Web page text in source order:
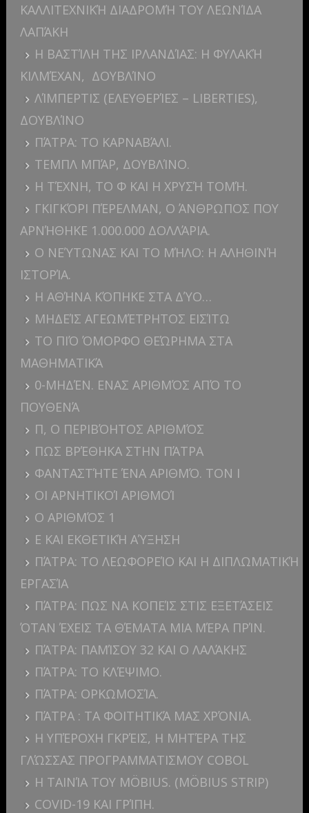
ΚΑΛΛΙΤΕΧΝΙΚΉ ΔΙΑΔΡΟΜΉ ΤΟΥ ΛΕΩΝΊΔΑ
ΛΑΠΆΚΗ
Η ΒΑΣΤΊΛΗ ΤΗΣ ΙΡΛΑΝΔΊΑΣ: Η ΦΥΛΑΚΉ
ΚΙΛΜΈΧΑΝ, ΔΟΥΒΛΊΝΟ
ΛΊΜΠΕΡΤΙΣ (ΕΛΕΥΘΕΡΊΕΣ – LIBERTIES),
ΔΟΥΒΛΊΝΟ
ΠΆΤΡΑ: ΤΟ ΚΑΡΝΑΒΆΛΙ.
ΤΕΜΠΛ ΜΠΆΡ, ΔΟΥΒΛΊΝΟ.
Η ΤΈΧΝΗ, ΤΟ Φ ΚΑΙ Η ΧΡΥΣΉ ΤΟΜΉ.
ΓΚΙΓΚΌΡΙ ΠΈΡΕΛΜΑΝ, Ο ΆΝΘΡΩΠΟΣ ΠΟΥ
ΑΡΝΉΘΗΚΕ 1.000.000 ΔΟΛΛΆΡΙΑ.
Ο ΝΕΎΤΩΝΑΣ ΚΑΙ ΤΟ ΜΉΛΟ: Η ΑΛΗΘΙΝΉ
ΙΣΤΟΡΊΑ.
Η ΑΘΉΝΑ ΚΌΠΗΚΕ ΣΤΑ ΔΎΟ…
ΜΗΔΕΊΣ ΑΓΕΩΜΈΤΡΗΤΟΣ ΕΙΣΊΤΩ
ΤΟ ΠΙΌ ΌΜΟΡΦΟ ΘΕΏΡΗΜΑ ΣΤΑ
ΜΑΘΗΜΑΤΙΚΆ
0-ΜΗΔΈΝ. ΕΝΑΣ ΑΡΙΘΜΌΣ ΑΠΌ ΤΟ
ΠΟΥΘΕΝΆ
Π, Ο ΠΕΡΙΒΌΗΤΟΣ ΑΡΙΘΜΌΣ
ΠΩΣ ΒΡΈΘΗΚΑ ΣΤΗΝ ΠΆΤΡΑ
ΦΑΝΤΑΣΤΉΤΕ ΈΝΑ ΑΡΙΘΜΌ. ΤΟΝ I
ΟΙ ΑΡΝΗΤΙΚΟΊ ΑΡΙΘΜΟΊ
Ο ΑΡΙΘΜΌΣ 1
E ΚΑΙ ΕΚΘΕΤΙΚΉ ΑΎΞΗΣΗ
ΠΆΤΡΑ: ΤΟ ΛΕΩΦΟΡΕΊΟ ΚΑΙ Η ΔΙΠΛΩΜΑΤΙΚΉ
ΕΡΓΑΣΊΑ
ΠΆΤΡΑ: ΠΩΣ ΝΑ ΚΟΠΕΊΣ ΣΤΙΣ ΕΞΕΤΆΣΕΙΣ
ΌΤΑΝ ΈΧΕΙΣ ΤΑ ΘΈΜΑΤΑ ΜΙΑ ΜΈΡΑ ΠΡΊΝ.
ΠΆΤΡΑ: ΠΑΜΊΣΟΥ 32 ΚΑΙ Ο ΛΑΛΆΚΗΣ
ΠΆΤΡΑ: ΤΟ ΚΛΈΨΙΜΟ.
ΠΆΤΡΑ: ΟΡΚΩΜΟΣΊΑ.
ΠΆΤΡΑ : ΤΑ ΦΟΙΤΗΤΙΚΆ ΜΑΣ ΧΡΌΝΙΑ.
Η ΥΠΈΡΟΧΗ ΓΚΡΈΙΣ, Η ΜΗΤΈΡΑ ΤΗΣ
ΓΛΏΣΣΑΣ ΠΡΟΓΡΑΜΜΑΤΙΣΜΟΥ COBOL
Η ΤΑΙΝΊΑ ΤΟΥ MÖBIUS. (MÖBIUS STRIP)
COVID-19 ΚΑΙ ΓΡΊΠΗ.